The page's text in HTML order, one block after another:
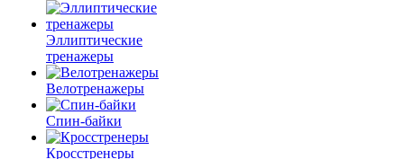
Эллиптические
тренажеры
Велотренажеры
Спин-байки
Кросстренеры